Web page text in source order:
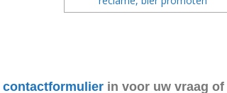
contactformulier in voor uw vraag